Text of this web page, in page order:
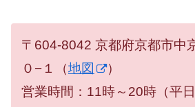
〒604-8042 京都府京都市中
０−１（地図
）
営業時間：11時～20時（平